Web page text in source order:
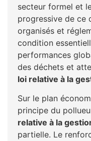
secteur formel et
progressive de ce
organisés et
condition
performances
des déchets et
loi relative à la
Sur le plan
principe du
relative à la
partielle. Le